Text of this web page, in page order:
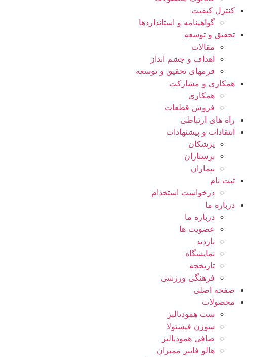
کنترل کیفیت
گواهينامه و استانداردها
تحقيق و توسعه
مقالات
اهداف و چشم انداز
فرمهای تحقیق و توسعه
همکاری و مشارکت
همکاری
فروش قطعات
راه های ارتباطی
انتقادات و پيشنهادات
پزشكان
پرستاران
بيماران
ثبت نام
درخواست استخدام
درباره ما
درباره ما
عضویت ها
بازدید
نمایشگاه
تاريخچه
فرهنگی ورزشی
صفحه اصلی
محصولات
ست همودیالیز
سوزن فیستولا
صافی همودیالیز
هالو فایبر ممبران